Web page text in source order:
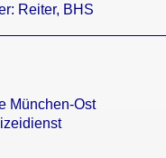
BHS
München-Ost